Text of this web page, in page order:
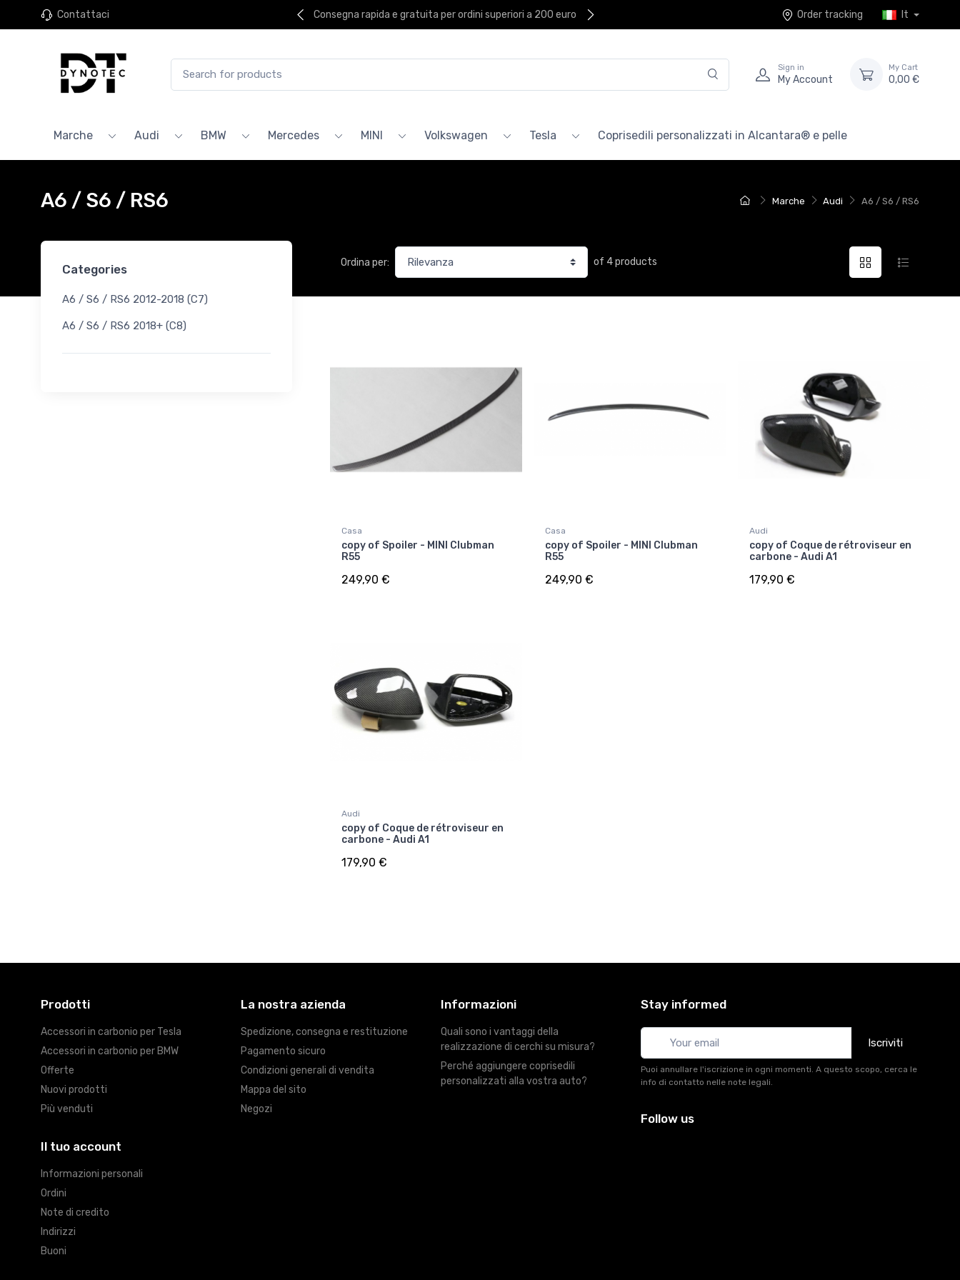
Contattaci Consegna rapida e gratuita per ordini superiori a 200 euro Order tracking It
Sign in
My Account
My Cart
0,00 €
Marche Audi BMW Mercedes MINI Volkswagen Tesla Coprisedili personalizzati in Alcantara® e pelle
Marche Audi A6 / S6 / RS6
A6 / S6 / RS6
Categories
A6 / S6 / RS6 2012-2018 (C7)
A6 / S6 / RS6 2018+ (C8)
Ordina per: of 4 products
Casa
copy of Spoiler - MINI Clubman
R55
249,90 €
Casa
copy of Spoiler - MINI Clubman
R55
249,90 €
Audi
copy of Coque de rétroviseur en
carbone - Audi A1
179,90 €
Audi
copy of Coque de rétroviseur en
carbone - Audi A1
179,90 €
Prodotti
Accessori in carbonio per Tesla
Accessori in carbonio per BMW
Offerte
Nuovi prodotti
Più venduti
La nostra azienda
Spedizione, consegna e restituzione
Pagamento sicuro
Condizioni generali di vendita
Mappa del sito
Negozi
Informazioni
Quali sono i vantaggi della
realizzazione di cerchi su misura?
Perché aggiungere coprisedili
personalizzati alla vostra auto?
Il tuo account
Informazioni personali
Ordini
Note di credito
Indirizzi
Buoni
Stay informed
Iscriviti
Puoi annullare l'iscrizione in ogni momenti. A questo scopo, cerca le
info di contatto nelle note legali.
Follow us